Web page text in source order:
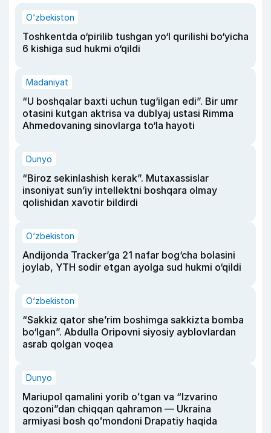
O‘zbekiston
Toshkentda o‘pirilib tushgan yo‘l qurilishi bo‘yicha
6 kishiga sud hukmi o‘qildi
Madaniyat
“U boshqalar baxti uchun tug‘ilgan edi”. Bir umr
otasini kutgan aktrisa va dublyaj ustasi Rimma
Ahmedovaning sinovlarga to‘la hayoti
Dunyo
“Biroz sekinlashish kerak”. Mutaxassislar
insoniyat sun’iy intellektni boshqara olmay
qolishidan xavotir bildirdi
O‘zbekiston
Andijonda Tracker’ga 21 nafar bog‘cha bolasini
joylab, YTH sodir etgan ayolga sud hukmi o‘qildi
O‘zbekiston
“Sakkiz qator she’rim boshimga sakkizta bomba
bo‘lgan”. Abdulla Oripovni siyosiy ayblovlardan
asrab qolgan voqea
Dunyo
Mariupol qamalini yorib oʻtgan va “Izvarino
qozoni”dan chiqqan qahramon — Ukraina
armiyasi bosh qoʻmondoni Drapatiy haqida